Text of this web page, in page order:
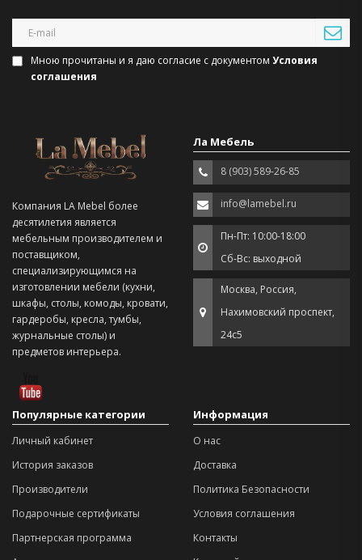
Мною прочитаны и я даю согласие с документом Условия
соглашения
Компания LA Mebel более
десятилетия является
мебельным производителем и
поставщиком,
специализирующимся на
изготовлении мебели (кухни,
шкафы, столы, комоды, кровати,
гардеробы, кресла, тумбы,
журнальные столы) и
предметов интерьера.
Ла Мебель
8 (903) 589-26-85
info@lamebel.ru
Пн-Пт: 10:00-18:00
Сб-Вс: выходной
Москва, Россия,
Нахимовский проспект,
24с5
Популярные категории
Личный кабинет
История заказов
Производители
Подарочные сертификаты
Партнерская программа
Информация
О нас
Доставка
Политика Безопасности
Условия соглашения
Контакты